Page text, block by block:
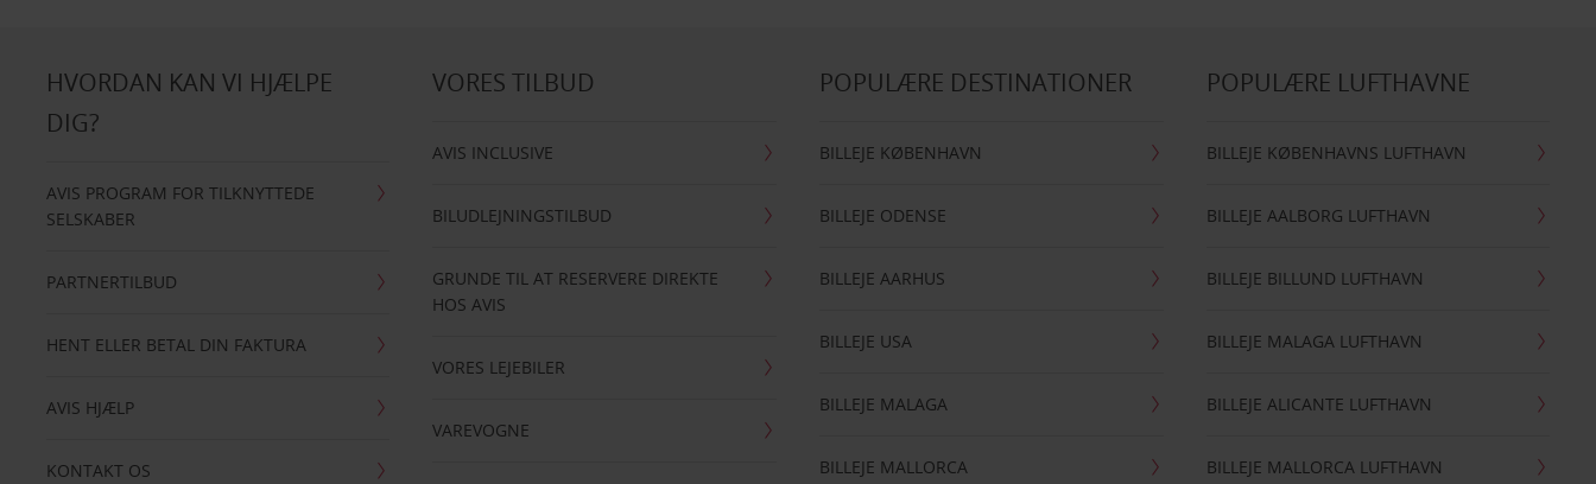
HVORDAN KAN VI HJÆLPE
DIG?
AVIS PROGRAM FOR TILKNYTTEDE
SELSKABER
PARTNERTILBUD
HENT ELLER BETAL DIN FAKTURA
AVIS HJÆLP
KONTAKT OS
VORES TILBUD
AVIS INCLUSIVE
BILUDLEJNINGSTILBUD
GRUNDE TIL AT RESERVERE DIREKTE
HOS AVIS
VORES LEJEBILER
VAREVOGNE
POPULÆRE DESTINATIONER
BILLEJE KØBENHAVN
BILLEJE ODENSE
BILLEJE AARHUS
BILLEJE USA
BILLEJE MALAGA
BILLEJE MALLORCA
POPULÆRE LUFTHAVNE
BILLEJE KØBENHAVNS LUFTHAVN
BILLEJE AALBORG LUFTHAVN
BILLEJE BILLUND LUFTHAVN
BILLEJE MALAGA LUFTHAVN
BILLEJE ALICANTE LUFTHAVN
BILLEJE MALLORCA LUFTHAVN